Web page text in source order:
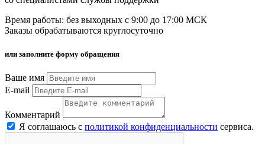
Время работы: без выходных с 9:00 до 17:00 МСК
Заказы обрабатываются круглосуточно
или заполните форму обращения
Ваше имя
E-mail
Комментарий
Я соглашаюсь с политикой конфиденциальности сервиса.